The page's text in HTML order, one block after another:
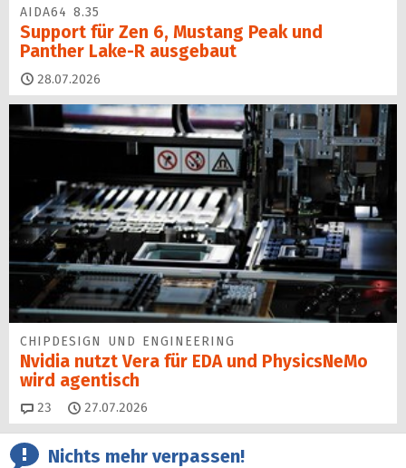
AIDA64 8.35
Support für Zen 6, Mustang Peak und
Panther Lake-R ausgebaut
28.07.2026
CHIPDESIGN UND ENGINEERING
Nvidia nutzt Vera für EDA und PhysicsNeMo
wird agentisch
23 Kommentare
27.07.2026
Nichts mehr verpassen!